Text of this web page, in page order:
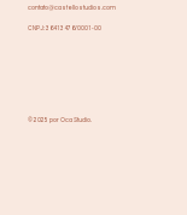
contato@castellostudios.com
CNPJ: 36413476/0001-00
© 2025 por Oca Studio.